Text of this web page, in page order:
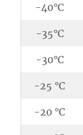
-40°C
-35°C
-30°C
-25 °C
-20 °C